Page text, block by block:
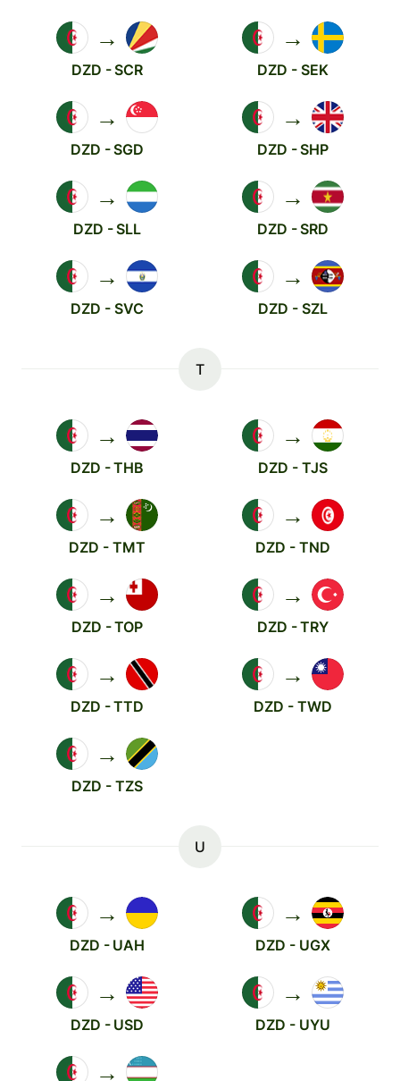
→
DZD - SCR
→
DZD - SEK
→
DZD - SGD
→
DZD - SHP
→
DZD - SLL
→
DZD - SRD
→
DZD - SVC
→
DZD - SZL
T
→
DZD - THB
→
DZD - TJS
→
DZD - TMT
→
DZD - TND
→
DZD - TOP
→
DZD - TRY
→
DZD - TTD
→
DZD - TWD
→
DZD - TZS
U
→
DZD - UAH
→
DZD - UGX
→
DZD - USD
→
DZD - UYU
→